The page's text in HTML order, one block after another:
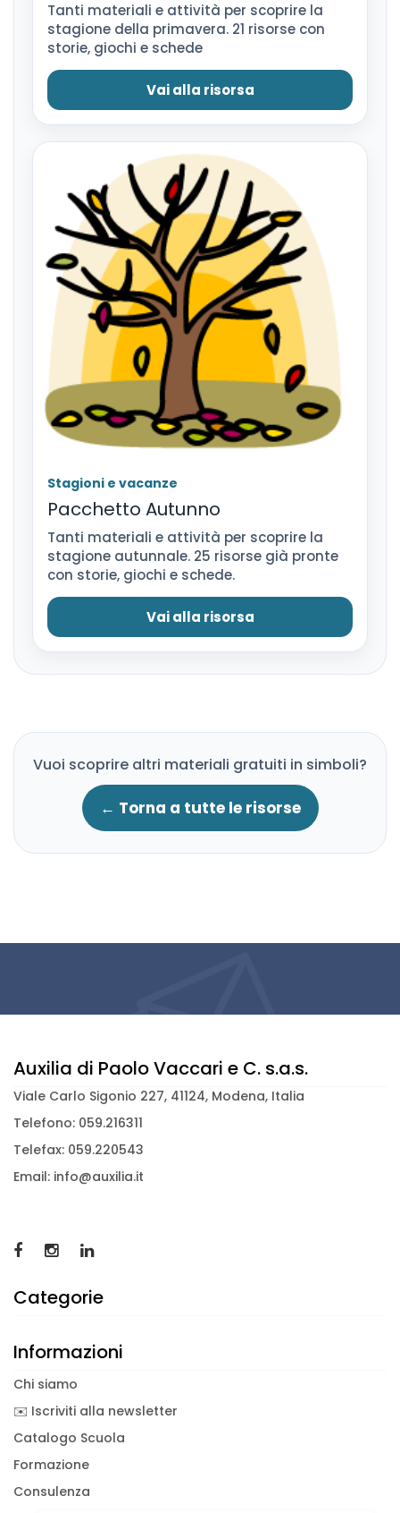
Tanti materiali e attività per scoprire la
stagione della primavera. 21 risorse con
storie, giochi e schede
Vai alla risorsa
Stagioni e vacanze
Pacchetto Autunno
Tanti materiali e attività per scoprire la
stagione autunnale. 25 risorse già pronte
con storie, giochi e schede.
Vai alla risorsa
Vuoi scoprire altri materiali gratuiti in simboli?
← Torna a tutte le risorse
Auxilia di Paolo Vaccari e C. s.a.s.
Viale Carlo Sigonio 227, 41124, Modena, Italia
Telefono: 059.216311
Telefax: 059.220543
Email: info@auxilia.it
Categorie
Informazioni
Chi siamo
✉️ Iscriviti alla newsletter
Catalogo Scuola
Formazione
Consulenza